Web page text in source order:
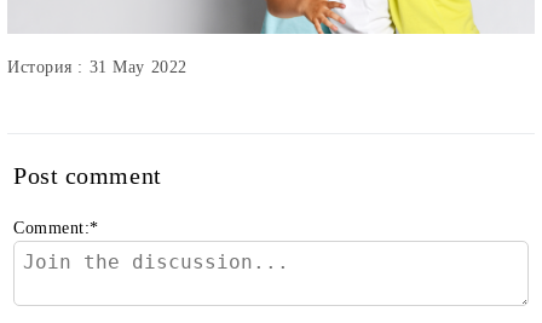
История : 31 May 2022
Post comment
Comment:*